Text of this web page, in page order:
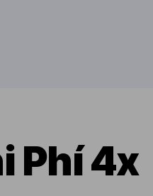
Phí 4x